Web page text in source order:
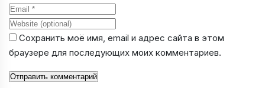
Email
Website
Сохранить моё имя, email и адрес сайта в этом
браузере для последующих моих комментариев.
Отправить комментарий